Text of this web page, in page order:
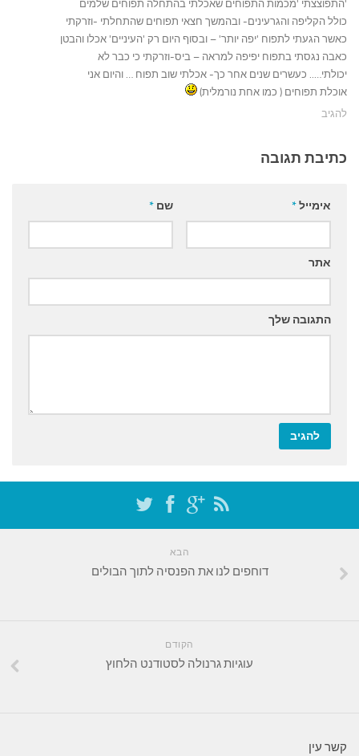
'התפוצצתי 'מכמות התפוחים שאכלתי בהתחלה תפוחים שלמים
כולל הקליפה והגרעינים- ובהמשך חצאי תפוחים שהתחלתי -וזרקתי
כאשר הגעתי לתפוח 'יפה יותר' – ובסוף היום רק 'העיניים' אכלו והבטן
כאבה נגסתי בתפוח יפיפה למראה – ביס-וזרקתי כי כבר לא
יכולתי….. כעשרים שנים אחר כך- אכלתי שוב תפוח … והיום אני
אוכלת תפוחים ( כמו אחת נורמלית)
להגיב
כתיבת תגובה
שם * אימייל*
אתר
התגובה שלך
הבא
דוחפים לנו את הפנסיה לתוך הבולים
הקודם
עוגיות גרנולה לסטודנט הלחוץ
קשר עין